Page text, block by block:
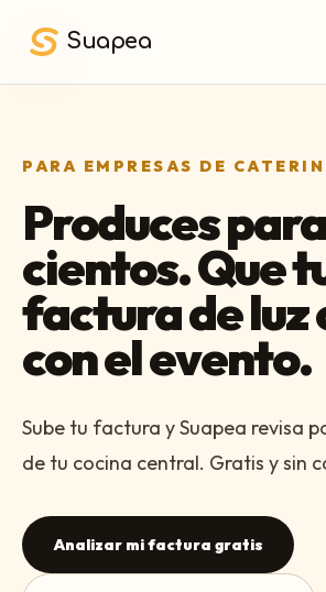
Suapea
PARA EMPRESAS DE
Produces para
cientos. Que
factura de luz
con el evento.
Sube tu factura y Suapea revisa
de tu cocina central. Gratis y sin
Analizar mi factura gratis